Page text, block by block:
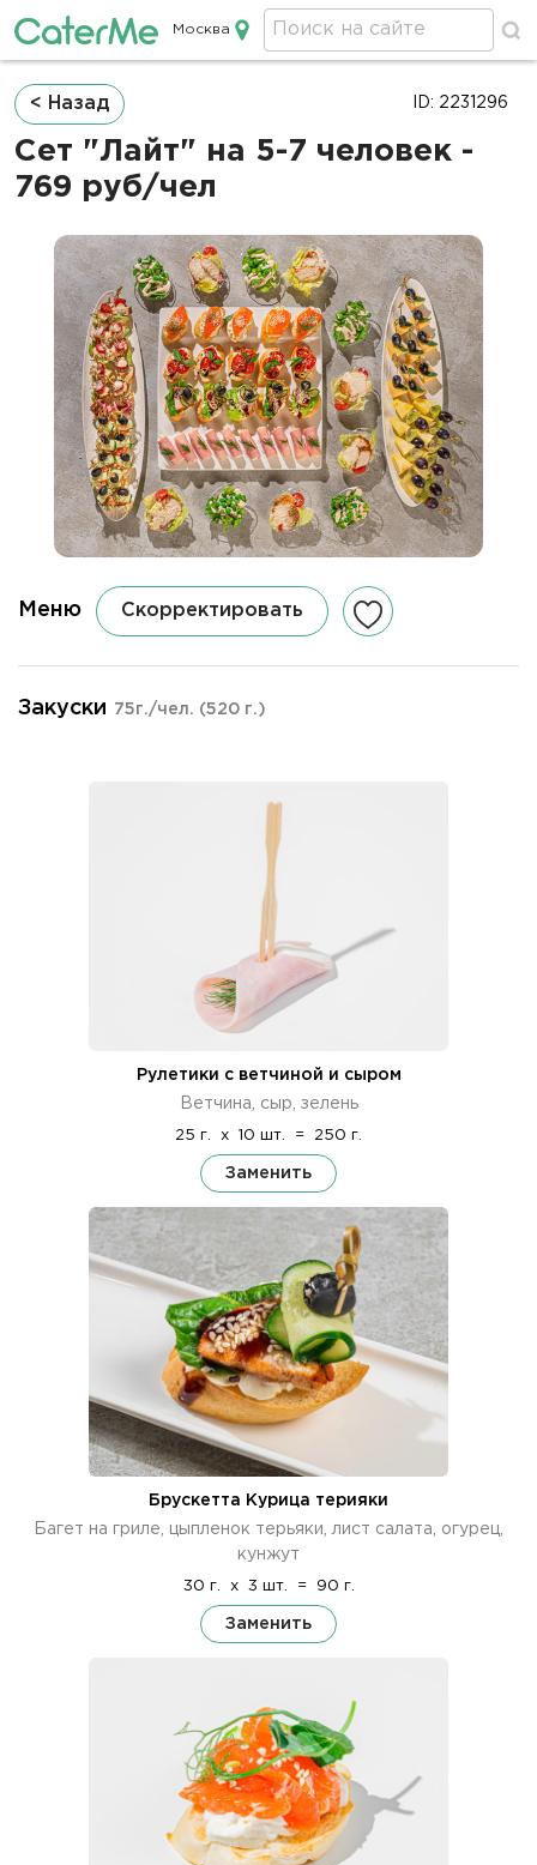
Кейтеринг в Москве
Москва
Строка
навигации
< Назад
Сет "Лайт" на 5-7 человек -
769 руб/чел
ID: 2231296
Меню Скорректировать
Закуски 75г./чел. (520 г.)
Рулетики с ветчиной и сыром
Ветчина, сыр, зелень
25 г. x 10 шт. = 250 г.
Заменить
Брускетта Курица терияки
Багет на гриле, цыпленок терьяки, лист салата, огурец,
кунжут
30 г. x 3 шт. = 90 г.
Заменить